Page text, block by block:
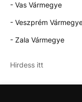
- Vas Vármegye
- Veszprém
- Zala Vármegye
Hirdess itt